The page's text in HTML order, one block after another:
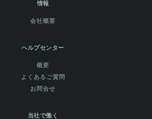
情報
会社概要
ヘルプセンター
概要
よくあるご質問
お問合せ
当社で働く